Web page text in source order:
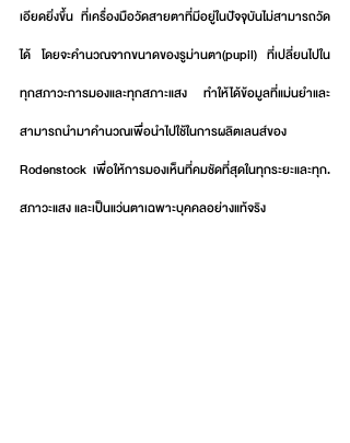
เอียดยิ่งขึ้น ที่เครื่องมือวัดสายตาที่มีอยู่ในปัจจุบันไม่สามารถวัด
ได้ โดยจะคำนวณจากขนาดของรูม่านตา(pupil) ที่เปลี่ยนไปใน
ทุกสภาวะการมองและทุกสภาะแสง ทำให้ได้ข้อมูลที่แม่นยำและ
สามารถนำมาคำนวณเพื่อนำไปใช้ในการผลิตเลนส์ของ
Rodenstock เพื่อให้การมองเห็นที่คมชัดที่สุดในทุกระยะและทุก.
สภาวะแสง และเป็นแว่นตาเฉพาะบุคคลอย่างแท้จริง